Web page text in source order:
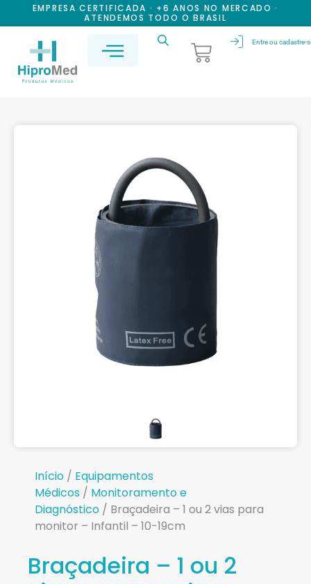
EMPRESA CERTIFICADA · +6 ANOS NO MERCADO ·
ATENDEMOS TODO O BRASIL
Entre ou cadastre-
Início / Equipamentos
Médicos / Monitoramento e
Diagnóstico / Braçadeira – 1 ou 2 vias para
monitor – Infantil – 10-19cm
Braçadeira – 1 ou 2